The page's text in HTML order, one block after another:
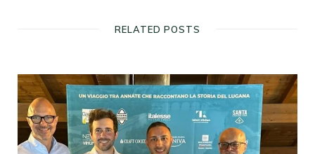
RELATED POSTS